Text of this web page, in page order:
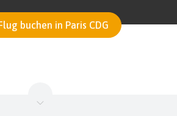
buchen in Paris CDG